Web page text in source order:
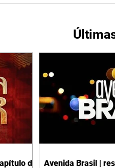
de Avenida Brasil |